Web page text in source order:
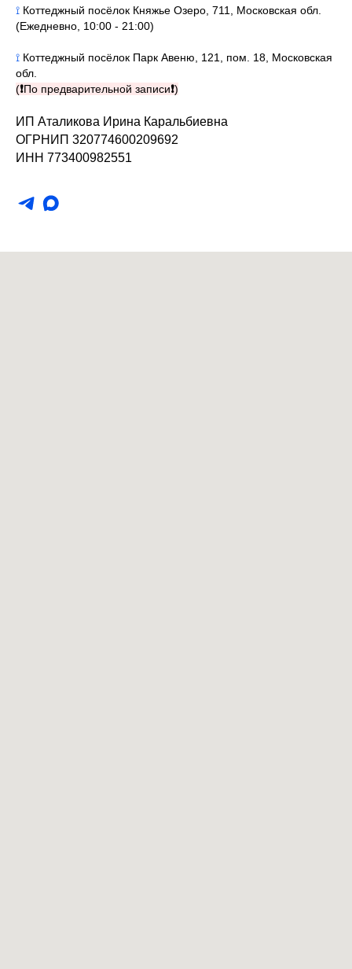
⟟ Коттеджный посёлок Княжье Озеро, 711, Московская обл.
(Ежедневно, 10:00 - 21:00)
⟟ Коттеджный посёлок Парк Авеню, 121, пом. 18, Московская
обл.
(❗По предварительной записи❗)
ИП Аталикова Ирина Каральбиевна
ОГРНИП 320774600209692
ИНН 773400982551